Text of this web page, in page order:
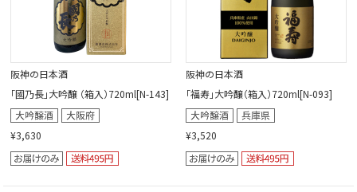
阪神の日本酒
「國乃長」大吟醸 （箱入）720ml[N-143]
¥3,630
阪神の日本酒
「福寿」大吟醸（箱入）720ml[N-093]
¥3,520